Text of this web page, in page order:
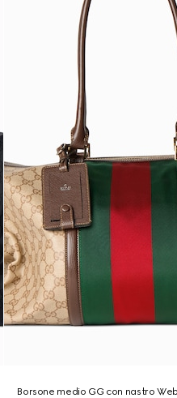
Borsone medio GG con nastro Web